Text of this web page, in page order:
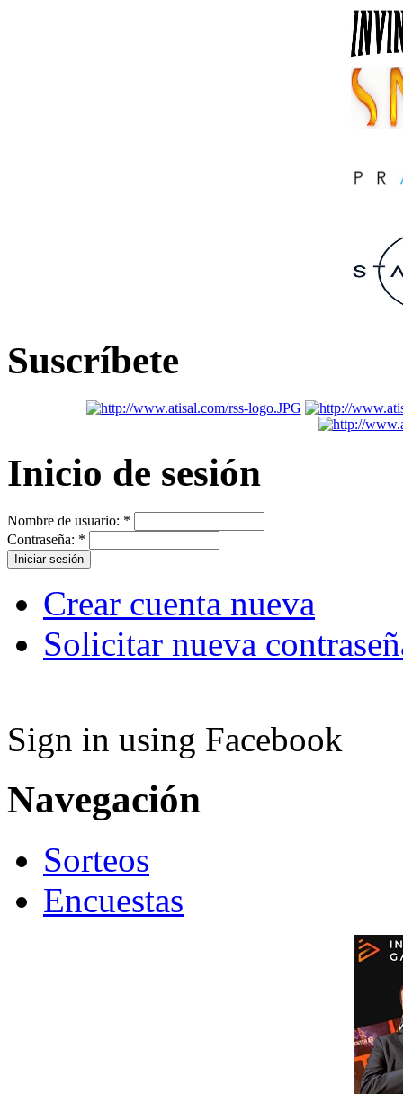
Suscríbete
Inicio de sesión
Nombre de usuario: *
Contraseña: *
Crear cuenta nueva
Solicitar nueva
Sign in using Facebook
Navegación
Sorteos
Encuestas